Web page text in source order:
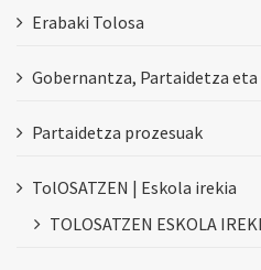
Erabaki Tolosa
Gobernantza, Partaidetza
Partaidetza prozesuak
TolOSATZEN | Eskola irekia
TOLOSATZEN ESKOLA